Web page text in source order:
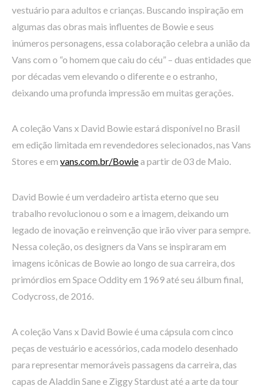
vestuário para adultos e crianças. Buscando inspiração em
algumas das obras mais influentes de Bowie e seus
inúmeros personagens, essa colaboração celebra a união da
Vans com o “o homem que caiu do céu” – duas entidades que
por décadas vem elevando o diferente e o estranho,
deixando uma profunda impressão em muitas gerações.
A coleção Vans x David Bowie estará disponível no Brasil
em edição limitada em revendedores selecionados, nas Vans
Stores e em vans.com.br/Bowiea partir de 03 de Maio.
David Bowie é um verdadeiro artista eterno que seu
trabalho revolucionou o som e a imagem, deixando um
legado de inovação e reinvenção que irão viver para sempre.
Nessa coleção, os designers da Vans se inspiraram em
imagens icônicas de Bowie ao longo de sua carreira, dos
primórdios em Space Oddity em 1969 até seu álbum final,
Codycross, de 2016.
A coleção Vans x David Bowie é uma cápsula com cinco
peças de vestuário e acessórios, cada modelo desenhado
para representar memoráveis passagens da carreira, das
capas de Aladdin Sane e Ziggy Stardust até a arte da tour